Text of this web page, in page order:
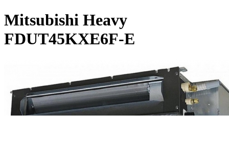
Mitsubishi Heavy
FDUT45KXE6F-E